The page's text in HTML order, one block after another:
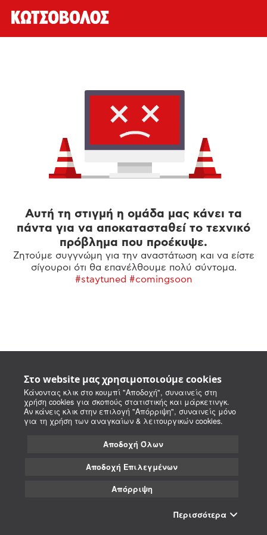
Στο website μας χρησιμοποιούμε cookies
Κάνοντας κλικ στο κουμπί "Αποδοχή", συναινείς στη
χρήση cookies για σκοπούς στατιστικής και μάρκετινγκ.
Αν κάνεις κλικ στην επιλογή "Απόρριψη", συναινείς μόνο
για τη χρήση των αναγκαίων & λειτουργικών cookies.
Αποδοχή Όλων
Αποδοχή Επιλεγμένων
Απόρριψη
Περισσότερα
Αυτή τη στιγμή η ομάδα μας κάνει τα
πάντα για να αποκατασταθεί το τεχνικό
πρόβλημα που προέκυψε.
Ζητούμε συγγνώμη για την αναστάτωση και να είστε
σίγουροι ότι θα επανέλθουμε πολύ σύντομα.
#staytuned #comingsoon